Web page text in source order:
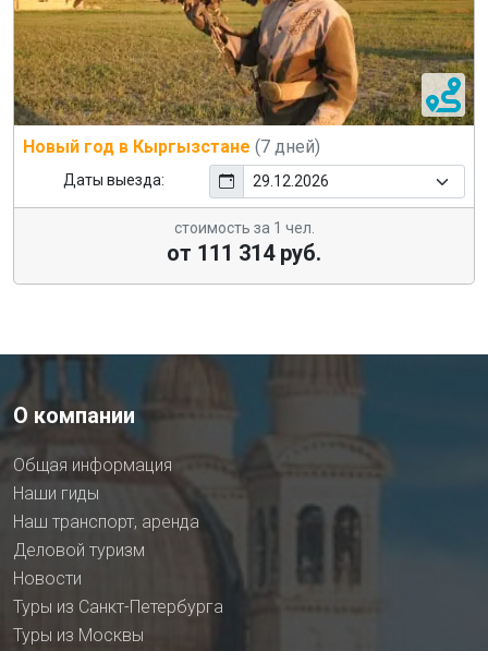
Новый год в Кыргызстане (7 дней)
Даты выезда:
стоимость за 1 чел.
от 111 314 руб.
О компании
Общая информация
Наши гиды
Наш транспорт, аренда
Деловой туризм
Новости
Туры из Санкт-Петербурга
Туры из Москвы